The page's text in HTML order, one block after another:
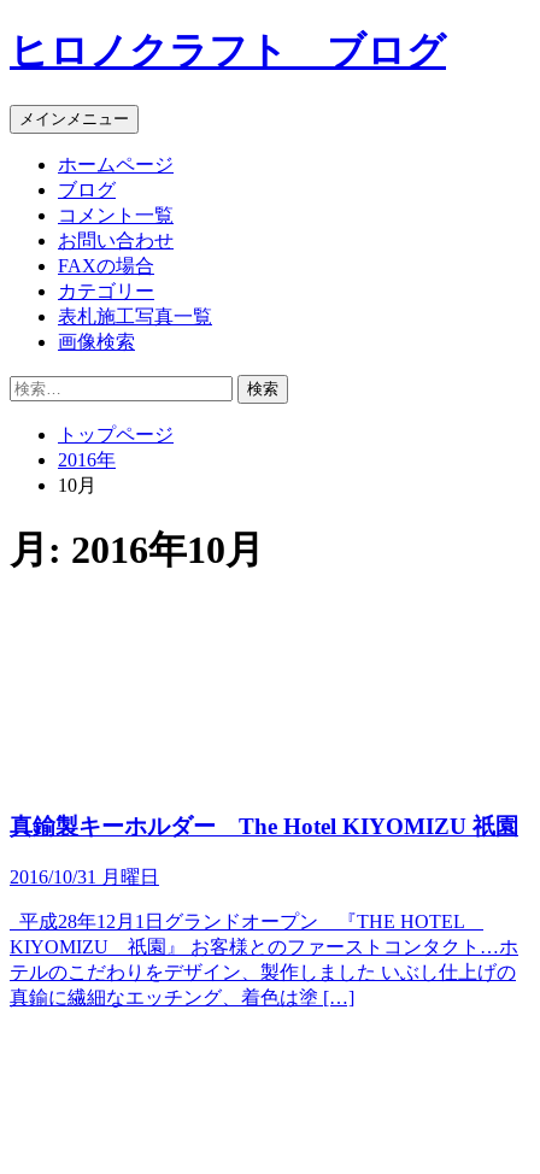
コ
ン
ン
ツ
ヒロノクラフト ブログ
メインメニュー
ホームページ
ブログ
コメント一覧
お問い合わせ
FAXの場合
カテゴリー
表札施工写真一覧
画像検索
検
トップページ
2016年
10月
月: 2016年10月
真鍮製キーホルダー The Hotel KIYOMIZU 祇園
2016/10/31 月曜日
平成28年12月1日グランドオープン 『THE HOTEL
KIYOMIZU 祇園』 お客様とのファーストコンタクト…ホ
テルのこだわりをデザイン、製作しました いぶし仕上げの
真鍮に繊細なエッチング、着色は塗 […]